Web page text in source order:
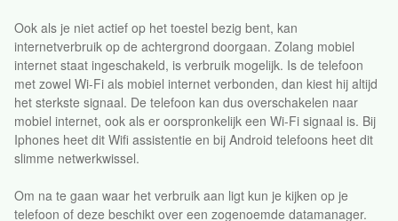
Ook als je niet actief op het toestel bezig bent, kan
internetverbruik op de achtergrond doorgaan. Zolang mobiel
internet staat ingeschakeld, is verbruik mogelijk. Is de telefoon
met zowel Wi-Fi als mobiel internet verbonden, dan kiest hij altijd
het sterkste signaal. De telefoon kan dus overschakelen naar
mobiel internet, ook als er oorspronkelijk een Wi-Fi signaal is. Bij
Iphones heet dit Wifi assistentie en bij Android telefoons heet dit
slimme netwerkwissel.
Om na te gaan waar het verbruik aan ligt kun je kijken op je
telefoon of deze beschikt over een zogenoemde datamanager.